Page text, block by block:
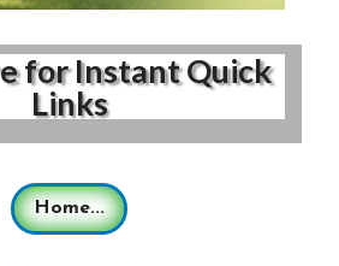
for Instant Quick
Links
Home...